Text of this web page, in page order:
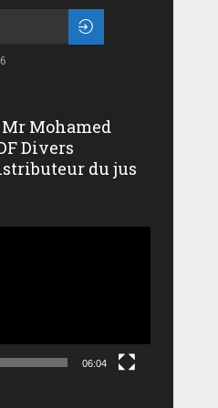
Mohamed
Divers
du jus
06:04